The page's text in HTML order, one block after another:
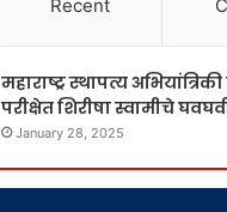
Recent
महाराष्ट्र स्थापत्य
परीक्षेत शिरीषा स्वामीचे
January 28, 2025